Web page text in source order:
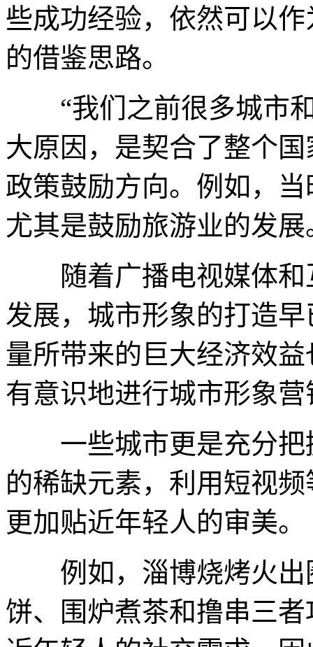
些成功经验，依然可以作
的借鉴思路。
“我们之前很多城市和
大原因，是契合了整个
政策鼓励方向。例如，
尤其是鼓励旅游业的发展
随着广播电视媒体和
发展，城市形象的打造
量所带来的巨大经济效
有意识地进行城市形象营
一些城市更是充分把
的稀缺元素，利用短视
更加贴近年轻人的审美。
例如，淄博烧烤火出
饼、围炉煮茶和撸串三